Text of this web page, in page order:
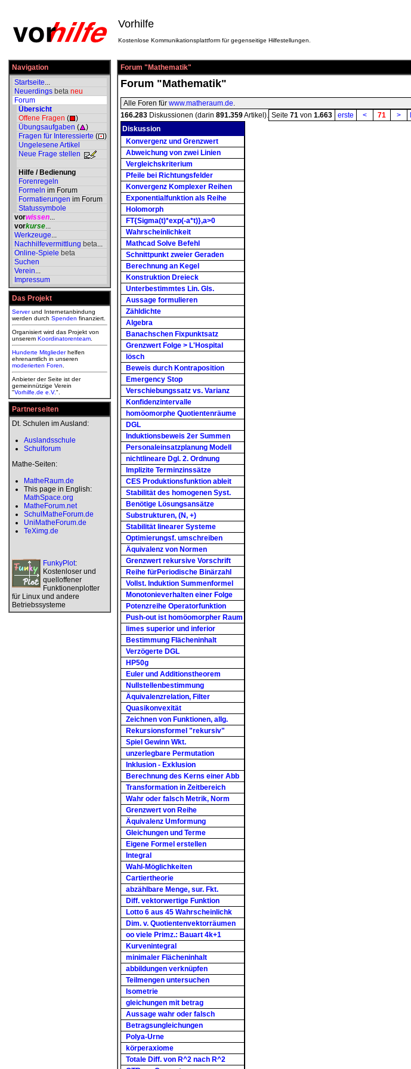
Vorhilfe
Kostenlose Kommunikationsplattform für gegenseitige Hilfestellungen.
Navigation
Startseite...
Neuerdings beta neu
Forum
Übersicht
Offene Fragen (
)
Übungsaufgaben (
)
Fragen für Interessierte (
)
Ungelesene Artikel
Neue Frage stellen
Hilfe / Bedienung
Forenregeln
Formeln im Forum
Formatierungen im Forum
Statussymbole
vorwissen...
vorkurse...
Werkzeuge...
Nachhilfevermittlung beta...
Online-Spiele beta
Suchen
Verein...
Impressum
Das Projekt
Serverund Internetanbindung
werden durch Spenden finanziert.
Organisiert wird das Projekt von
unserem Koordinatorenteam
Hunderte Mitgliederhelfen
ehrenamtlich in unseren
moderierten Foren
Anbieter der Seite ist der
gemeinnützige Verein
"Vorhilfe.de e.V.".
Partnerseiten
Dt. Schulen im Ausland:
Auslandsschule
Schulforum
Mathe-Seiten:
MatheRaum.de
This page in English:
MathSpace.org
MatheForum.net
SchulMatheForum.de
UniMatheForum.de
TeXimg.de
FunkyPlot:
Kostenloser und
quelloffener
Funktionenplotter
für Linux und andere
Betriebssysteme
Forum "Mathematik"
Forum "Mathematik"
Alle Foren für www.matheraum.de.
166.283 Diskussionen (darin 891.359Artikel). Seite 71 von 1.663 erste < 71 >
Diskussion
Konvergenz und Grenzwert
Abweichung von zwei Linien
Vergleichskriterium
Pfeile bei Richtungsfelder
Konvergenz Komplexer Reihen
Exponentialfunktion als Reihe
Holomorph
FT{Sigma(t)*exp(-a*t)},a>0
Wahrscheinlichkeit
Mathcad Solve Befehl
Schnittpunkt zweier Geraden
Berechnung an Kegel
Konstruktion Dreieck
Unterbestimmtes Lin. Gls.
Aussage formulieren
Zähldichte
Algebra
Banachschen Fixpunktsatz
Grenzwert Folge > L'Hospital
lösch
Beweis durch Kontraposition
Emergency Stop
Verschiebungssatz vs. Varianz
Konfidenzintervalle
homöomorphe Quotientenräume
DGL
Induktionsbeweis 2er Summen
Personaleinsatzplanung Modell
nichtlineare Dgl. 2. Ordnung
Implizite Terminzinssätze
CES Produktionsfunktion ableit
Stabilität des homogenen Syst.
Benötige Lösungsansätze
Substrukturen, (N, +)
Stabilität linearer Systeme
Optimierungsf. umschreiben
Äquivalenz von Normen
Grenzwert rekursive Vorschrift
Reihe fürPeriodische Binärzahl
Vollst. Induktion Summenformel
Monotonieverhalten einer Folge
Potenzreihe Operatorfunktion
Push-out ist homöomorpher Raum
limes superior und inferior
Bestimmung Flächeninhalt
Verzögerte DGL
HP50g
Euler und Additionstheorem
Nullstellenbestimmung
Äquivalenzrelation, Filter
Quasikonvexität
Zeichnen von Funktionen, allg.
Rekursionsformel "rekursiv"
Spiel Gewinn Wkt.
unzerlegbare Permutation
Inklusion - Exklusion
Berechnung des Kerns einer Abb
Transformation in Zeitbereich
Wahr oder falsch Metrik, Norm
Grenzwert von Reihe
Äquivalenz Umformung
Gleichungen und Terme
Eigene Formel erstellen
Integral
Wahl-Möglichkeiten
Cartiertheorie
abzählbare Menge, sur. Fkt.
Diff. vektorwertige Funktion
Lotto 6 aus 45 Wahrscheinlichk
Dim. v. Quotientenvektorräumen
oo viele Primz.: Bauart 4k+1
Kurvenintegral
minimaler Flächeninhalt
abbildungen verknüpfen
Teilmengen untersuchen
Isometrie
gleichungen mit betrag
Aussage wahr oder falsch
Betragsungleichungen
Polya-Urne
körperaxiome
Totale Diff. von R^2 nach R^2